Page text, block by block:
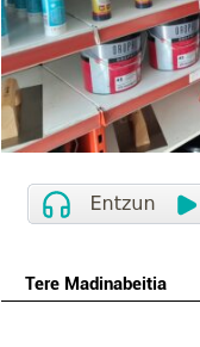
Tere Madinabeitia